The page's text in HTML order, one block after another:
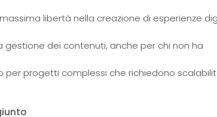
libertà nella creazione di esperienze
gestione dei contenuti, anche per chi non ha
per progetti complessi che richiedono